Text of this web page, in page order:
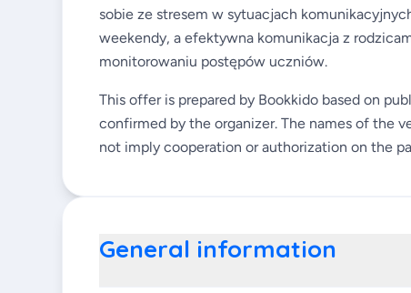
sobie ze stresem w sytuacjach
weekendy, a efektywna komunikacja z
monitorowaniu postępów uczniów.
This offer is prepared by Bookkido based on
confirmed by the organizer. The names of the
not imply cooperation or authorization on the
General information